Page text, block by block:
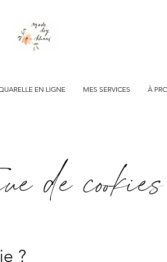
EN LIGNE MES SERVICES À
de cookies
?